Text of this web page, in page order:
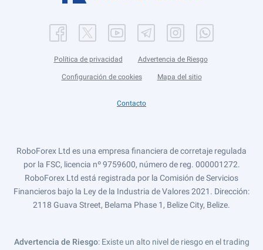
Política de privacidad Advertencia de Riesgo
Configuración de cookies Mapa del sitio
Contacto
RoboForex Ltd es una empresa financiera de corretaje regulada
por la FSC, licencia nº 9759600, número de reg. 000001272.
RoboForex Ltd está registrada por la Comisión de Servicios
Financieros bajo la Ley de la Industria de Valores 2021. Dirección:
2118 Guava Street, Belama Phase 1, Belize City, Belize.
Advertencia de Riesgo: Existe un alto nivel de riesgo en el trading